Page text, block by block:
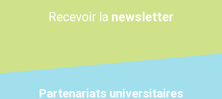
Recevoir la newsletter
Partenariats universitaires